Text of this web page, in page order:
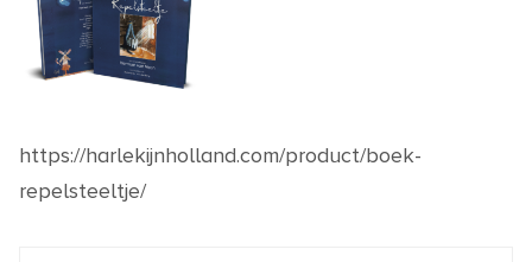
https://harlekijnholland.com/product/boek-
repelsteeltje/